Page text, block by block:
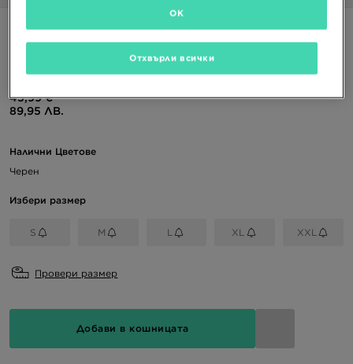
Супер оферта
NIKE СУИТЧЪР С ЦИП SPORTSWEAR CLUB FLEECE
45,99 €
89,95 ЛВ.
Налични Цветове
Черен
Избери размер
S M L XL XXL
Провери размер
Добави в кошницата
Отхвърли всички
OK